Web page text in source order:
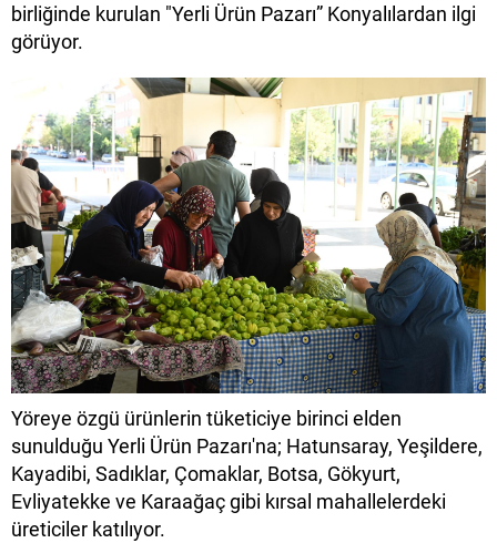
birliğinde kurulan "Yerli Ürün Pazarı” Konyalılardan ilgi
görüyor.
Yöreye özgü ürünlerin tüketiciye birinci elden
sunulduğu Yerli Ürün Pazarı'na; Hatunsaray, Yeşildere,
Kayadibi, Sadıklar, Çomaklar, Botsa, Gökyurt,
Evliyatekke ve Karaağaç gibi kırsal mahallelerdeki
üreticiler katılıyor.